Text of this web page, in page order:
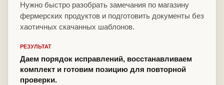
Нужно быстро разобрать замечания по магазину
фермерских продуктов и подготовить документы без
хаотичных скачанных шаблонов.
РЕЗУЛЬТАТ
Даем порядок исправлений, восстанавливаем
комплект и готовим позицию для повторной
проверки.